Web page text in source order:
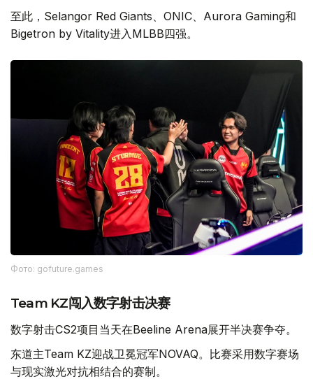
至此，Selangor Red Giants、ONIC、Aurora Gaming和
Bigetron by Vitality进入MLBB四强。
Фото: gofuture.games
Team KZ闯入数字射击决赛
数字射击CS2项目当天在Beeline Arena展开半决赛争夺。
东道主Team KZ迎战卫冕冠军NOVAQ。比赛采用数字赛场
与现实激光对抗相结合的赛制。